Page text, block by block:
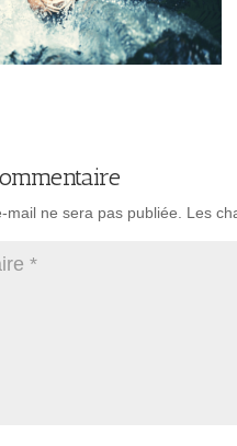
mail ne sera pas publiée. Les